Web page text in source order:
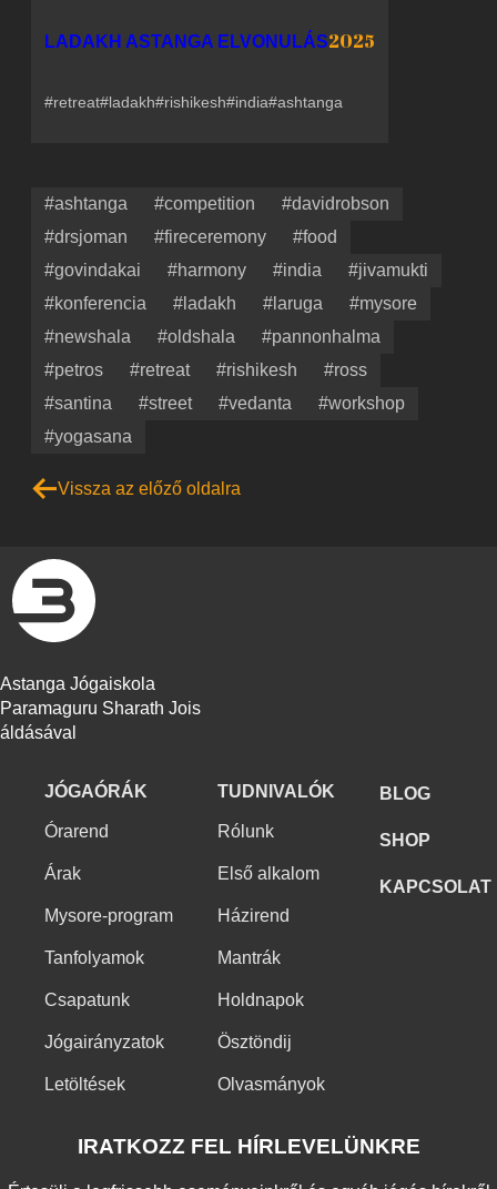
LADAKH ASTANGA ELVONULÁS2025
#retreat#ladakh#rishikesh#india#ashtanga
#ashtanga #competition
#davidrobson
#drsjoman
#fireceremony
#food
#govindakai
#harmony #india
#jivamukti
#konferencia
#ladakh #laruga
#mysore
#newshala
#oldshala
#pannonhalma
#petros
#retreat #rishikesh
#ross
#santina
#street #vedanta
#workshop
#yogasana
Vissza az előző oldalra
Astanga Jógaiskola
Paramaguru Sharath Jois
áldásával
JÓGAÓRÁK
Órarend
Árak
Mysore-program
Tanfolyamok
Csapatunk
Jógairányzatok
Letöltések
TUDNIVALÓK
Rólunk
Első alkalom
Házirend
Mantrák
Holdnapok
Ösztöndij
Olvasmányok
BLOG
SHOP
KAPCSOLAT
IRATKOZZ FEL HÍRLEVELÜNKRE